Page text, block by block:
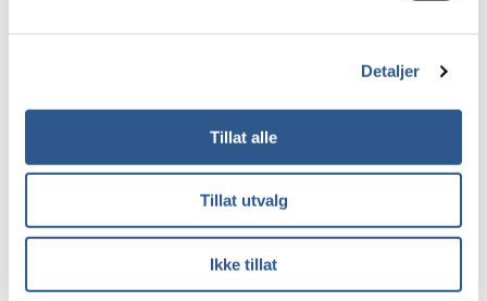
Detaljer
Tillat alle
Tillat utvalg
Ikke tillat